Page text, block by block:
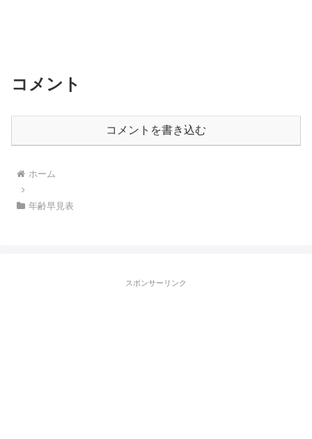
コメント
コメントを書き込む
ホーム
年齢早見表
スポンサーリンク